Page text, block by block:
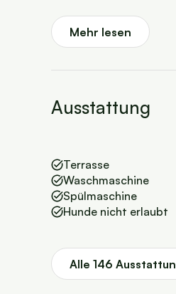
Mehr lesen
Ausstattung
Terrasse
Waschmaschine
Spülmaschine
Hunde nicht erlaubt
Alle 146